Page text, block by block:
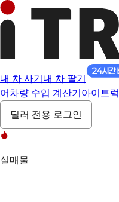
내 차 사기 내 차 팔기
어 차량 수입 계산기 아이트럭
딜러 전용 로그인
실매물